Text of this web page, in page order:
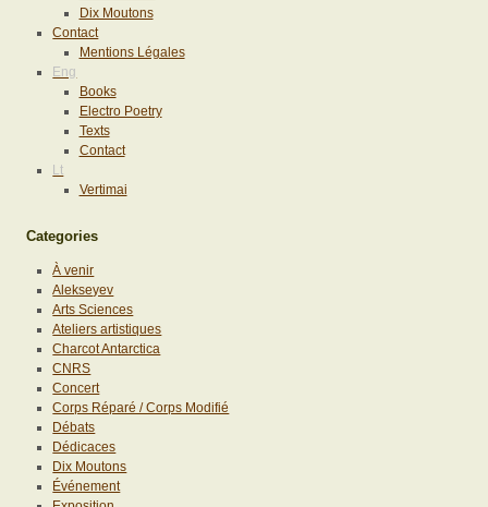
Dix Moutons
Contact
Mentions Légales
Eng
Books
Electro Poetry
Texts
Contact
Lt
Vertimai
Categories
À venir
Alekseyev
Arts Sciences
Ateliers artistiques
Charcot Antarctica
CNRS
Concert
Corps Réparé / Corps Modifié
Débats
Dédicaces
Dix Moutons
Événement